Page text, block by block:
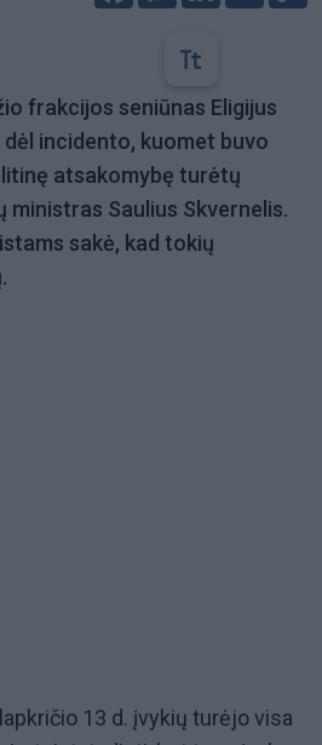
frakcijos seniūnas Eligijus
incidento, kuomet buvo
atsakomybę turėtų
ministras Saulius Skvernelis.
sakė, kad tokių
13 d. įvykių turėjo visa